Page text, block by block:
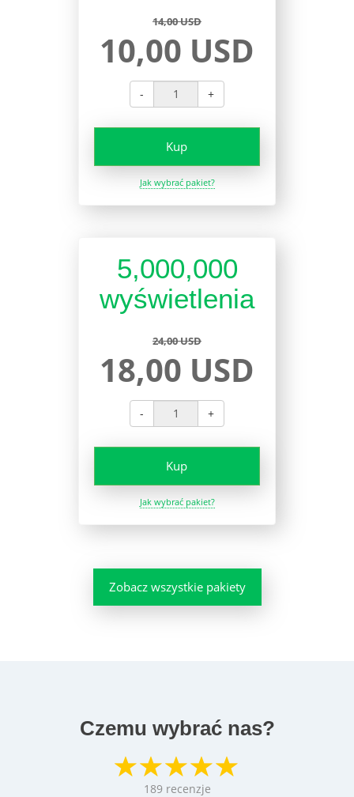
14,00 USD
10,00 USD
- +
Kup
Jak wybrać pakiet?
5,000,000
wyświetlenia
24,00 USD
18,00 USD
- +
Kup
Jak wybrać pakiet?
Zobacz wszystkie pakiety
Czemu wybrać nas?
189 recenzje